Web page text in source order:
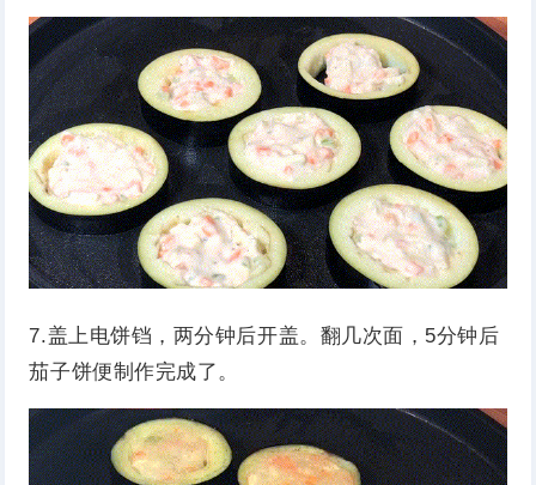
7.盖上电饼铛，两分钟后开盖。翻几次面，5分钟后
茄子饼便制作完成了。